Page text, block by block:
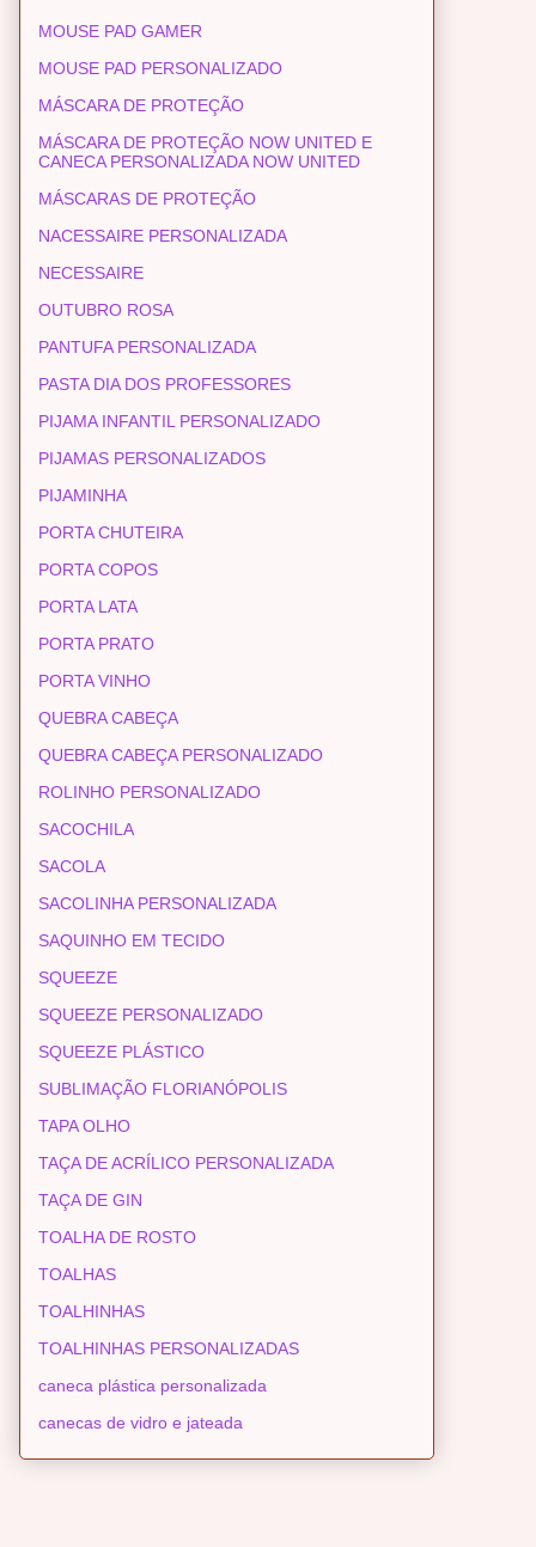
MOUSE PAD GAMER
MOUSE PAD PERSONALIZADO
MÁSCARA DE PROTEÇÃO
MÁSCARA DE PROTEÇÃO NOW UNITED E
CANECA PERSONALIZADA NOW UNITED
MÁSCARAS DE PROTEÇÃO
NACESSAIRE PERSONALIZADA
NECESSAIRE
OUTUBRO ROSA
PANTUFA PERSONALIZADA
PASTA DIA DOS PROFESSORES
PIJAMA INFANTIL PERSONALIZADO
PIJAMAS PERSONALIZADOS
PIJAMINHA
PORTA CHUTEIRA
PORTA COPOS
PORTA LATA
PORTA PRATO
PORTA VINHO
QUEBRA CABEÇA
QUEBRA CABEÇA PERSONALIZADO
ROLINHO PERSONALIZADO
SACOCHILA
SACOLA
SACOLINHA PERSONALIZADA
SAQUINHO EM TECIDO
SQUEEZE
SQUEEZE PERSONALIZADO
SQUEEZE PLÁSTICO
SUBLIMAÇÃO FLORIANÓPOLIS
TAPA OLHO
TAÇA DE ACRÍLICO PERSONALIZADA
TAÇA DE GIN
TOALHA DE ROSTO
TOALHAS
TOALHINHAS
TOALHINHAS PERSONALIZADAS
caneca plástica personalizada
canecas de vidro e jateada